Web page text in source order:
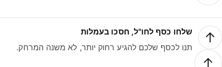
שלחו כסף לחו"ל, חסכו בעמלות
תנו לכסף שלכם להגיע רחוק יותר, לא משנה המרחק.